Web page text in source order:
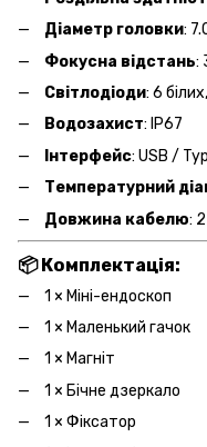
Діаметр головки:
Фокусна відстань:
Світлодіоди: 6
Водозахист: IP67
Інтерфейс: USB /
Температурний
Довжина кабелю:
📦Комплектація:
1 × Міні-ендоскоп
1 × Маленький гачок
1 × Магніт
1 × Бічне дзеркало
1 × Фіксатор